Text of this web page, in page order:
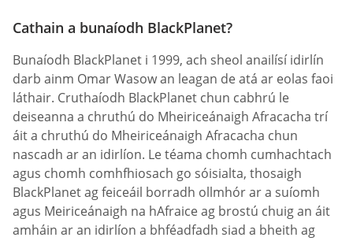
Cathain a bunaíodh BlackPlanet?
Bunaíodh BlackPlanet i 1999, ach sheol anailísí idirlín
darb ainm Omar Wasow an leagan de atá ar eolas faoi
láthair. Cruthaíodh BlackPlanet chun cabhrú le
deiseanna a chruthú do Mheiriceánaigh Afracacha trí
áit a chruthú do Mheiriceánaigh Afracacha chun
nascadh ar an idirlíon. Le téama chomh cumhachtach
agus chomh comhfhiosach go sóisialta, thosaigh
BlackPlanet ag feiceáil borradh ollmhór ar a suíomh
agus Meiriceánaigh na hAfraice ag brostú chuig an áit
amháin ar an idirlíon a bhféadfadh siad a bheith ag